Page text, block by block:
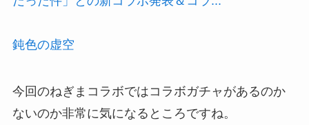
鈍色の虚空
今回のねぎまコラボではコラボガチャがあるのか
ないのか非常に気になるところですね。